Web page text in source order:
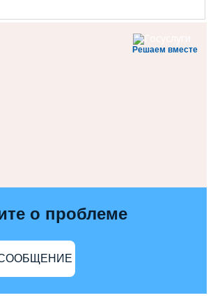
Решаем вместе
о проблеме